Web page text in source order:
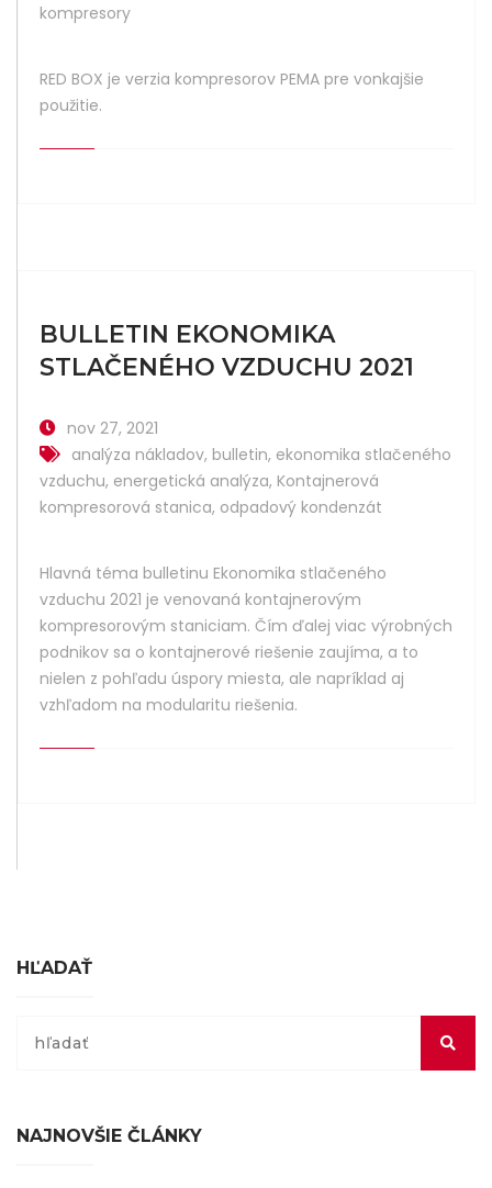
kompresory
RED BOX je verzia kompresorov PEMA pre vonkajšie
použitie.
BULLETIN EKONOMIKA
STLAČENÉHO VZDUCHU 2021
nov 27, 2021
analýza nákladov, bulletin, ekonomika stlačeného
vzduchu, energetická analýza, Kontajnerová
kompresorová stanica, odpadový kondenzát
Hlavná téma bulletinu Ekonomika stlačeného
vzduchu 2021 je venovaná kontajnerovým
kompresorovým staniciam. Čím ďalej viac výrobných
podnikov sa o kontajnerové riešenie zaujíma, a to
nielen z pohľadu úspory miesta, ale napríklad aj
vzhľadom na modularitu riešenia.
HĽADAŤ
NAJNOVŠIE ČLÁNKY